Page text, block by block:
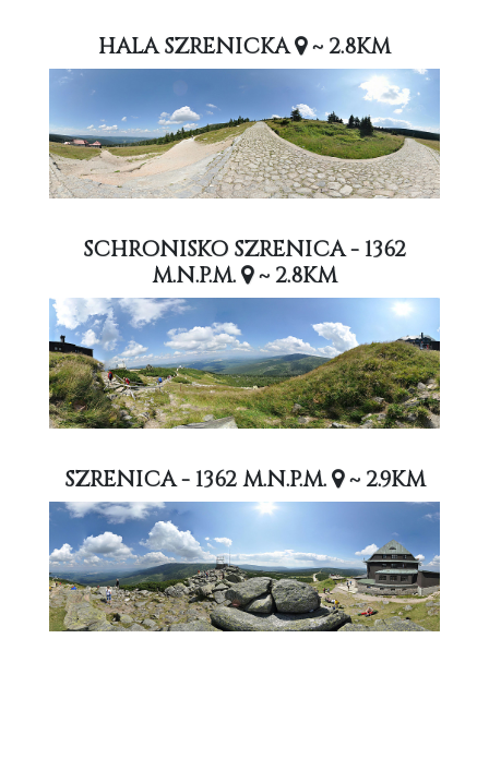
HALA SZRENICKA ~ 2.8KM
SCHRONISKO SZRENICA - 1362
M.N.P.M. ~ 2.8KM
SZRENICA - 1362 M.N.P.M. ~ 2.9KM